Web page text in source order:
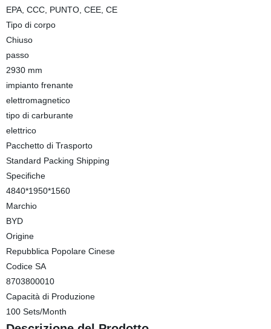
EPA, CCC, PUNTO, CEE, CE
Tipo di corpo
Chiuso
passo
2930 mm
impianto frenante
elettromagnetico
tipo di carburante
elettrico
Pacchetto di Trasporto
Standard Packing Shipping
Specifiche
4840*1950*1560
Marchio
BYD
Origine
Repubblica Popolare Cinese
Codice SA
8703800010
Capacità di Produzione
100 Sets/Month